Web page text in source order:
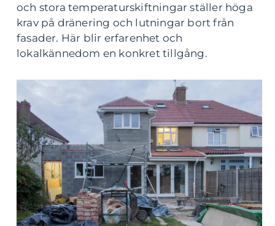
och stora temperaturskiftningar ställer höga
krav på dränering och lutningar bort från
fasader. Här blir erfarenhet och
lokalkännedom en konkret tillgång.